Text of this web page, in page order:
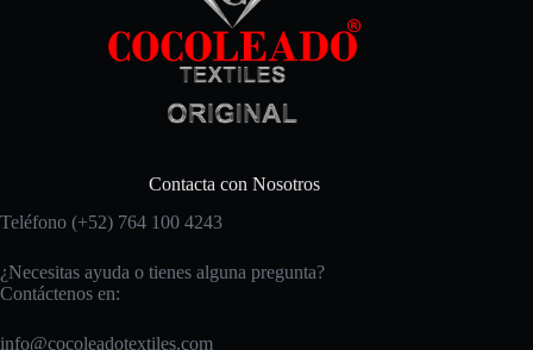
Contacta con Nosotros
Teléfono (+52) 764 100 4243
¿Necesitas ayuda o tienes alguna pregunta?
Contáctenos en:
info@cocoleadotextiles.com